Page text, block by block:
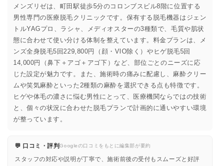
メンズリゼは、町田駅徒歩5分のコロンブスビル8階に位置する
男性専門の医療脱毛クリニックです。保有する脱毛機器はジェン
トルYAGプロ、ラシャ、メディオスターの3種類で、毛質や肌状
態に合わせて使い分ける体制を整えています。料金プランは、メ
ンズ全身脱毛5回229,800円（顔・VIO除く）やヒゲ脱毛5回
14,000円（鼻下＋アゴ＋アゴ下）など、部位ごとのニーズに応
じた設定が魅力です。また、施術時の痛みに配慮し、麻酔クリー
ムや笑気麻酔といった2種類の麻酔を選択できる点も特徴です。
ヒゲや体毛の濃さに悩む男性にとって、医療機関ならではの技術
と、個々の状況に合わせた脱毛プランで計画的に通いやすい環境
が整っています。
💬 口コミ・評判Googleの口コミをもとに編集部が要約
スタッフの対応や説明が丁寧で、施術前後の受付もスムーズと好評